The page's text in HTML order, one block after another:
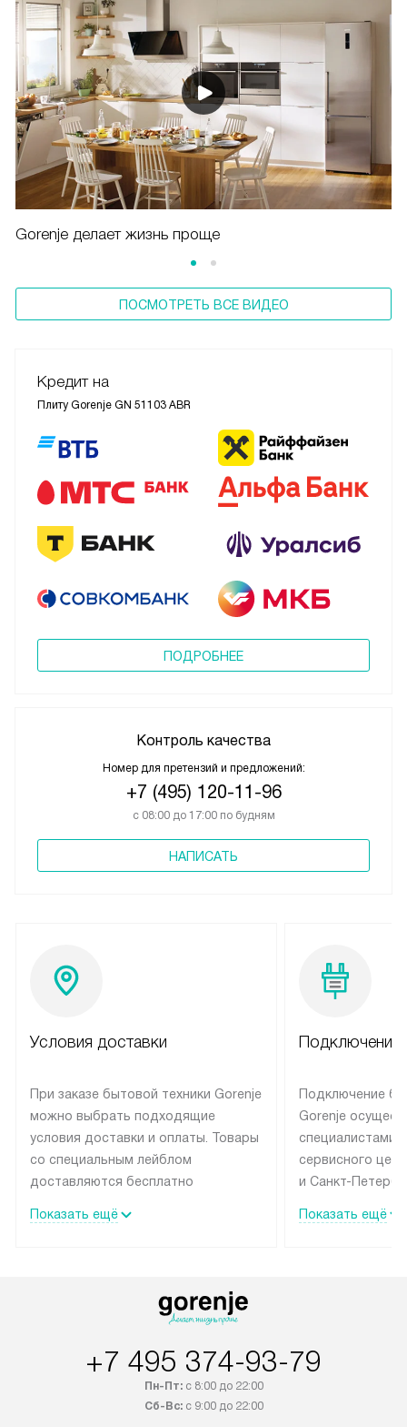
Gorenje делает жизнь проще
ПОСМОТРЕТЬ ВСЕ ВИДЕО
Кредит на
Плиту Gorenje GN 51103 ABR
ПОДРОБНЕЕ
Контроль качества
Номер для претензий и предложений:
+7 (495) 120-11-96
с 08:00 до 17:00 по будням
НАПИСАТЬ
Условия доставки
При заказе бытовой техники Gorenje
можно выбрать подходящие
условия доставки и оплаты. Товары
со специальным лейблом
доставляются бесплатно
до подъезда, выезд за МКАД
в течение трех дней. Доставка
регионы осуществляется через
100% предоплаты наша компания
Показать ещё
Подключение
Подключение
Gorenje
специалистами
сервисного
и Санкт-
подключается
подключения к
Показать ещё
+7 495 374-93-79
Пн-Пт:с 8:00 до 22:00
Сб-Вс:с 9:00 до 22:00